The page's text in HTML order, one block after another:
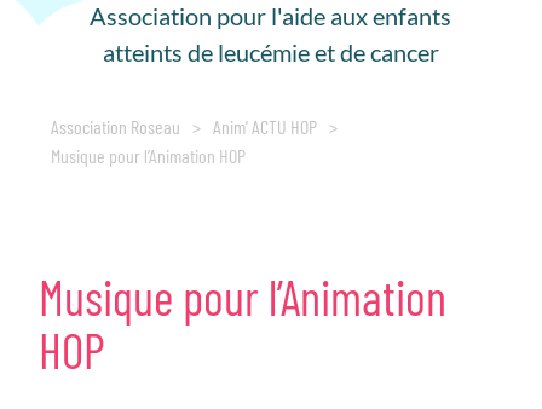
Association pour l'aide aux enfants
atteints de leucémie et de cancer
Association Roseau > Anim' ACTU HOP >
Musique pour l’Animation HOP
Musique pour l’Animation
HOP